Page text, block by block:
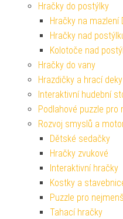
Hračky do postýlky
Hračky na mazlení
Hračky nad
Kolotoče nad
Hračky do vany
Hrazdičky a hrací deky
Interaktivní hudební
Podlahové puzzle pro
Rozvoj smyslů a
Dětské sedačky
Hračky zvukové
Interaktivní hračky
Kostky a
Puzzle pro
Tahací hračky